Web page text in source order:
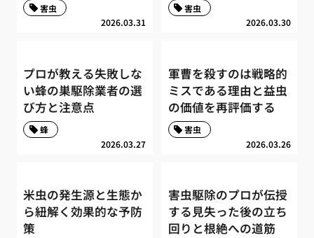
2026.03.31
害虫
2026.03.30
害虫
プロが教える失敗しな
い蜂の巣駆除業者の選
び方と注意点
2026.03.27
蜂
軍曹を殺すのは戦略的
ミスである理由と益虫
の価値を再評価する
2026.03.26
害虫
米虫の発生源と生態か
ら紐解く効果的な予防
策
害虫駆除のプロが伝授
する見失った後の立ち
回りと根絶への道筋